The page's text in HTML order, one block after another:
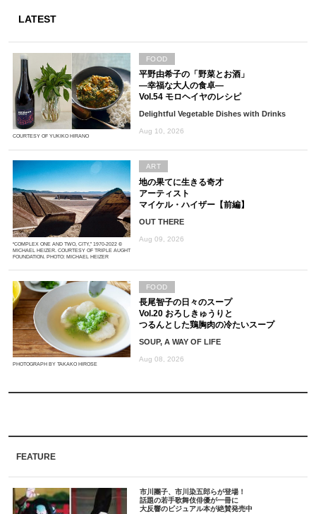
LATEST
COURTESY OF YUKIKO HIRANO
平野由希子の「野菜とお酒」
―幸福な大人の食卓―
Vol.54 モロヘイヤのレシピ
Delightful Vegetable Dishes with Drinks
Aug 10, 2026
FOOD
“COMPLEX ONE AND TWO, CITY,” 1970-2022 ©
MICHAEL HEIZER. COURTESY OF TRIPLE AUGHT
FOUNDATION. PHOTO: MICHAEL HEIZER
地の果てに生きる奇才
アーティスト
マイケル・ハイザー【前編】
OUT THERE
Aug 09, 2026
ART
PHOTOGRAPH BY TAKAKO HIROSE
長尾智子の日々のスープ
Vol.20 おろしきゅうりと
つるんとした鶏胸肉の冷たいスープ
SOUP, A WAY OF LIFE
Aug 08, 2026
FOOD
FEATURE
市川團子、市川染五郎らが登場！
話題の若手歌舞伎俳優が一冊に
大反響のビジュアル本が絶賛発売中